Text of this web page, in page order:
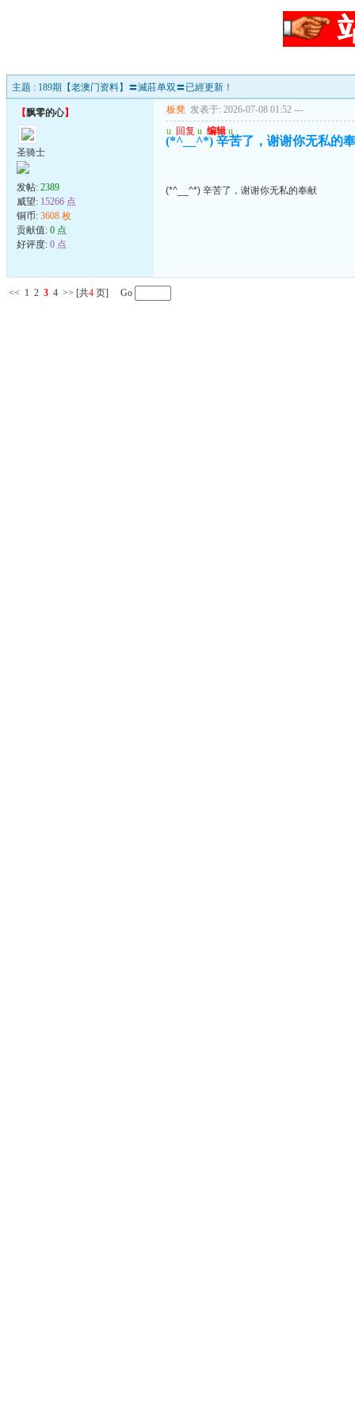
主题 : 189期【老澳门资料】〓滅莊单双〓已經更新！
【飘零的心】
圣骑士
发帖: 2389
威望: 15266 点
铜币: 3608 枚
贡献值: 0 点
好评度: 0 点
板凳 发表于: 2026-07-08 01:52 ---
u 回复 u 编辑 u
(*^__^*) 辛苦了，谢谢你无私的
(*^__^*) 辛苦了，谢谢你无私的奉献
<< 1 2 3 4 >> [共4 页] Go